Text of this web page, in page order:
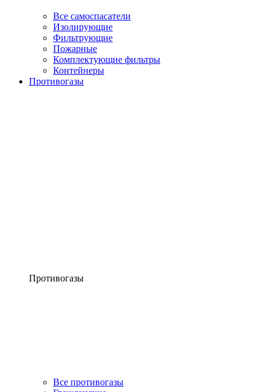
Все самоспасатели
Изолирующие
Фильтрующие
Пожарные
Комплектующие фильтры
Контейнеры
Противогазы
Противогазы
Все противогазы